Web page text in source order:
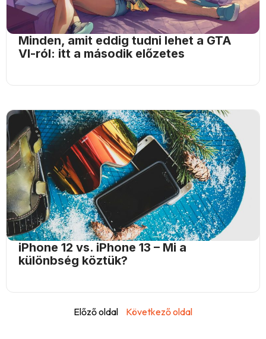
Minden, amit eddig tudni lehet a GTA
VI-ról: itt a második előzetes
iPhone 12 vs. iPhone 13 – Mi a
különbség köztük?
Előző oldal Következő oldal